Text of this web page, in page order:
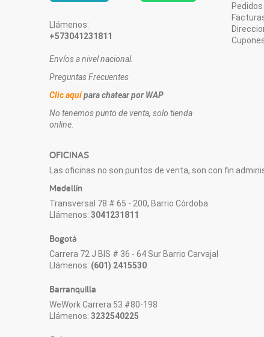
Llámenos:
+573041231811
Envíos a nivel nacional.
Preguntas Frecuentes
Clic aquípara chatear por WAP
No tenemos punto de venta, solo tienda
online.
OFICINAS
Las oficinas no son puntos de venta, son con fin
Medellín
Transversal 78 # 65 - 200, Barrio Córdoba .
Llámenos:3041231811
Bogotá
Carrera 72 J BIS # 36 - 64 Sur Barrio Carvajal
Llámenos: (601) 2415530
Barranquilla
WeWork Carrera 53 #80-198
Llámenos:3232540225
Pedidos